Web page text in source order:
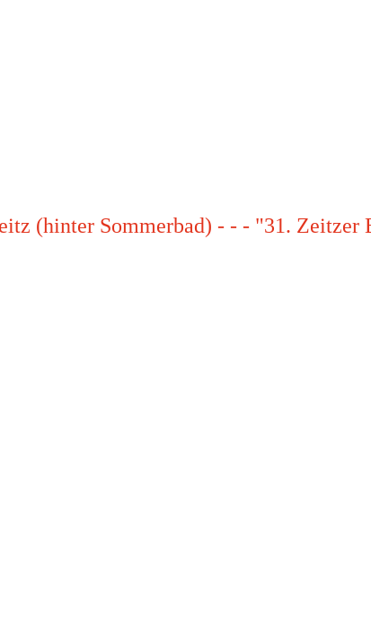
(hinter Sommerbad) - - - "31.
Zeitzer Bikertreffen" vom 08.05. bis